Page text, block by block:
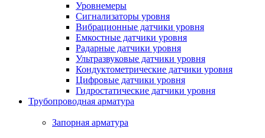
Уровнемеры
Сигнализаторы уровня
Вибрационные датчики уровня
Емкостные датчики уровня
Радарные датчики уровня
Ультразвуковые датчики уровня
Кондуктометрические датчики уровня
Цифровые датчики уровня
Гидростатические датчики уровня
Трубопроводная арматура
Запорная арматура